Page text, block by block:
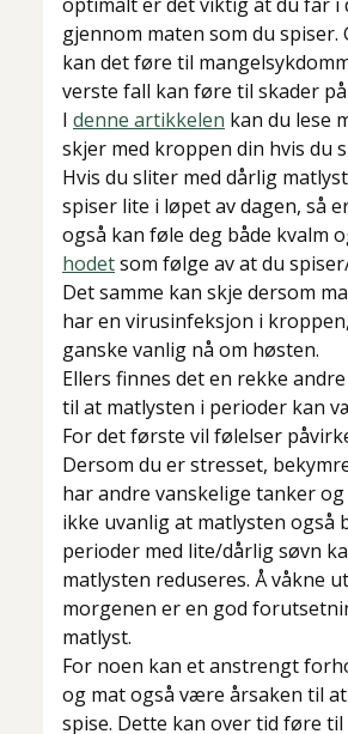
gjennom maten som du spiser.
kan det føre til
verste fall kan føre til skader
I denne artikkelen kan du lese
skjer med kroppen din hvis du
Hvis du sliter med dårlig
spiser lite i løpet av dagen, så
også kan føle deg både kvalm
hodetsom følge av at du
Det samme kan skje dersom
har en virusinfeksjon i
ganske vanlig nå om høsten.
Ellers finnes det en rekke
til at matlysten i perioder kan
For det første vil følelser
Dersom du er stresset,
har andre vanskelige tanker
ikke uvanlig at matlysten også
perioder med lite/dårlig søvn
matlysten reduseres. Å våkne
morgenen er en god
matlyst.
For noen kan et anstrengt
og mat også være årsaken til
spise. Dette kan over tid føre